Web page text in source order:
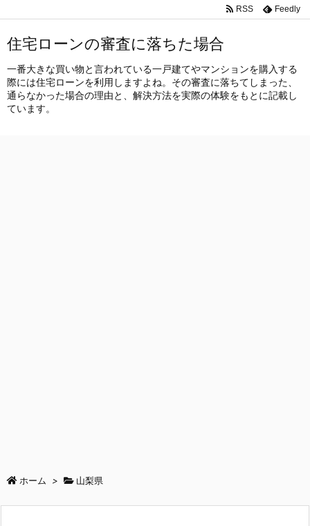
RSS Feedly
住宅ローンの審査に落ちた場合
一番大きな買い物と言われている一戸建てやマンションを購入する
際には住宅ローンを利用しますよね。その審査に落ちてしまった、
通らなかった場合の理由と、解決方法を実際の体験をもとに記載し
ています。
ホーム > 山梨県